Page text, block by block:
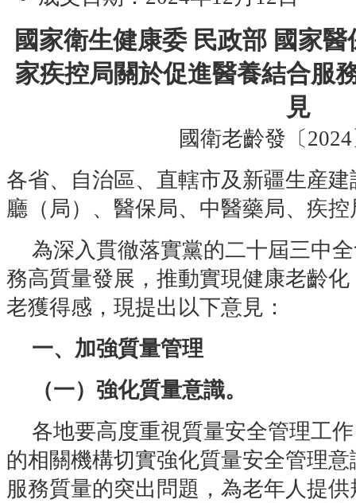
國家衛生健康委 民政部 國家
家疾控局關於促進醫養結合服
見
國衛老齡發〔
各省、自治區、直轄市及新疆生産
廳（局）、醫保局、中醫藥局、疾控
為深入貫徹落實黨的二十屆三中
務高質量發展，推動實現健康老齡
老獲得感，現提出以下意見：
一、加強質量管理
（一）強化質量意識。
各地要高度重視質量安全管理工
的相關機構切實強化質量安全管理
服務質量的突出問題，為老年人提